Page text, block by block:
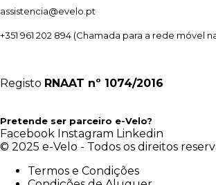
assistencia@evelo.pt
+351 961 202 894 (Chamada para a rede móvel
Registo RNAAT nº 1074/2016
Pretende ser parceiro e-Velo?
Facebook Instagram Linkedin
© 2025 e-Velo - Todos os direitos
Termos e Condições